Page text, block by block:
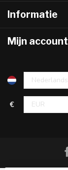
Informatie
Mijn account
€